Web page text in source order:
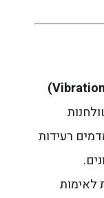
רעידות
לאימות